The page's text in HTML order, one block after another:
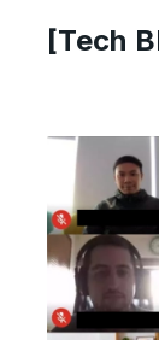
[Tech